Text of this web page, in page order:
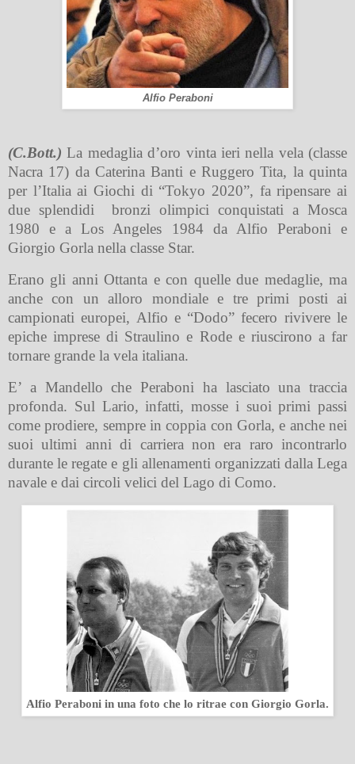
Alfio Peraboni
(C.Bott.) La medaglia d’oro vinta ieri nella vela (classe
Nacra 17) da Caterina Banti e Ruggero Tita, la quinta
per l’Italia ai Giochi di “Tokyo 2020”, fa ripensare ai
due splendidi
bronzi olimpici conquistati a Mosca
1980 e a Los Angeles 1984 da Alfio Peraboni e
Giorgio Gorla nella classe Star.
Erano gli anni Ottanta e con quelle due medaglie, ma
anche con un alloro mondiale e tre primi posti ai
campionati europei, Alfio e “Dodo” fecero rivivere le
epiche imprese di Straulino e Rode e riuscirono a far
tornare grande la vela italiana.
E’ a Mandello che Peraboni ha lasciato una traccia
profonda. Sul Lario, infatti, mosse i suoi primi passi
come prodiere, sempre in coppia con Gorla, e anche nei
suoi ultimi anni di carriera non era raro incontrarlo
durante le regate e gli allenamenti organizzati dalla Lega
navale e dai circoli velici del Lago di Como.
Alfio Peraboni in una foto che lo ritrae con Giorgio Gorla.